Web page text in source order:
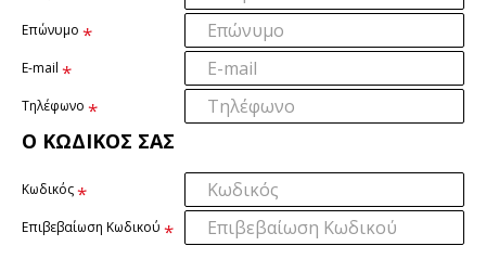
Επώνυμο
E-mail
Τηλέφωνο
Ο ΚΩΔΙΚΌΣ ΣΑΣ
Κωδικός
Επιβεβαίωση Κωδικού